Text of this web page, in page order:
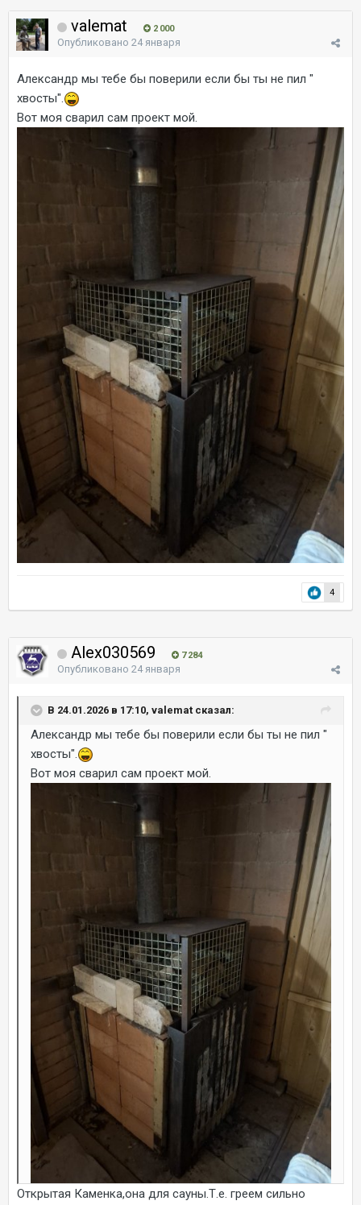
valemat 2 000
Опубликовано 24 января
Александр мы тебе бы поверили если бы ты не пил "
хвосты".
Вот моя сварил сам проект мой.
4
Alex030569 7 284
Опубликовано 24 января
В 24.01.2026 в 17:10, valemat сказал:
Александр мы тебе бы поверили если бы ты не пил "
хвосты".
Вот моя сварил сам проект мой.
Открытая Каменка,она для сауны.Т.е. греем сильно